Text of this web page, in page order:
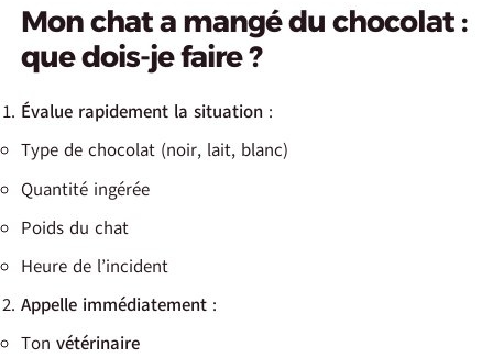
Mon chat a mangé du chocolat :
que dois-je faire ?
Évalue rapidement la situation :
Type de chocolat (noir, lait, blanc)
Quantité ingérée
Poids du chat
Heure de l’incident
Appelle immédiatement :
Tonvétérinaire